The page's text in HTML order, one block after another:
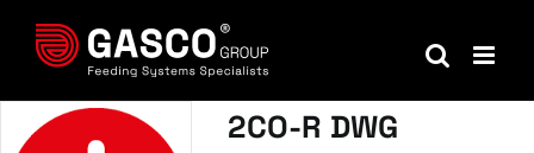
contenuto
2CO-R DWG